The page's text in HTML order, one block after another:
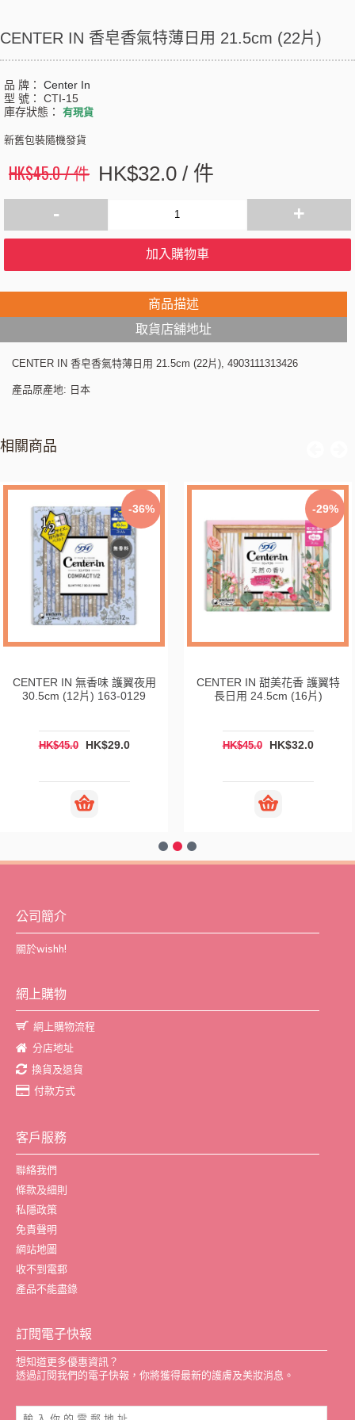
CENTER IN 香皂香氣特薄日用 21.5cm (22片)
品 牌： Center In
型 號： CTI-15
庫存狀態： 有現貨
新舊包裝隨機發貨
HK$45.0 / 件 HK$32.0 / 件
- +
加入購物車
商品描述
取貨店舖地址
CENTER IN 香皂香氣特薄日用 21.5cm (22片), 4903111313426
產品原產地: 日本
相關商品
-36%
CENTER IN 無香味 護翼夜用
30.5cm (12片) 163-0129
HK$45.0 HK$29.0
-29%
CENTER IN 甜美花香 護翼特
長日用 24.5cm (16片)
HK$45.0 HK$32.0
公司簡介
關於wishh!
網上購物
網上購物流程
分店地址
換貨及退貨
付款方式
客戶服務
聯絡我們
條款及細則
私隱政策
免責聲明
網站地圖
收不到電郵
產品不能盡錄
訂閱電子快報
想知道更多優惠資訊？
透過訂閱我們的電子快報，你將獲得最新的護膚及美妝消息。